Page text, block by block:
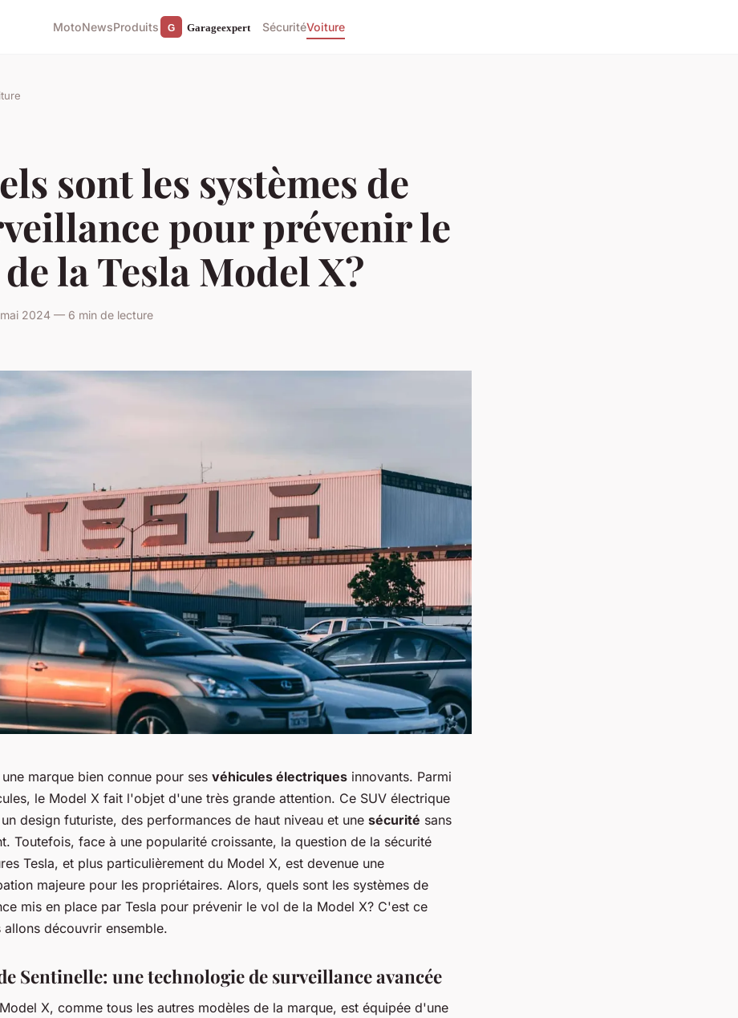
MotoNewsProduits SécuritéVoiture
sont les systèmes de
pour prévenir le
la Tesla Model X?
2024 — 6 min de lecture
marque bien connue pour ses véhicules électriques innovants. Parmi
le Model X fait l'objet d'une très grande attention. Ce SUV électrique
design futuriste, des performances de haut niveau et une sécurité sans
Toutefois, face à une popularité croissante, la question de la sécurité
Tesla, et plus particulièrement du Model X, est devenue une
majeure pour les propriétaires. Alors, quels sont les systèmes de
mis en place par Tesla pour prévenir le vol de la Model X? C'est ce
allons découvrir ensemble.
Sentinelle: une technologie de surveillance avancée
X, comme tous les autres modèles de la marque, est équipée d'une